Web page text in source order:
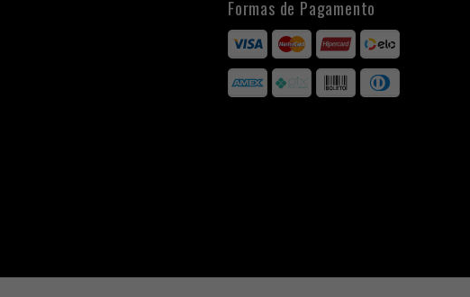
Formas de Pagamento